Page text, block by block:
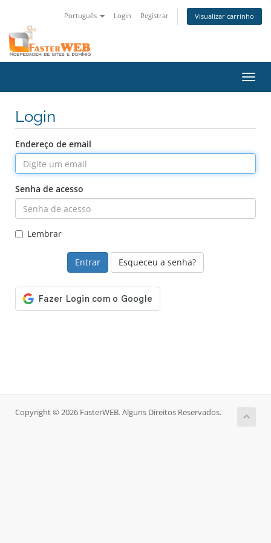
Português Login Registrar Visualizar carrinho
Login
Endereço de email
Senha de acesso
Lembrar
Esqueceu a senha?
Copyright © 2026 FasterWEB. Alguns Direitos Reservados.